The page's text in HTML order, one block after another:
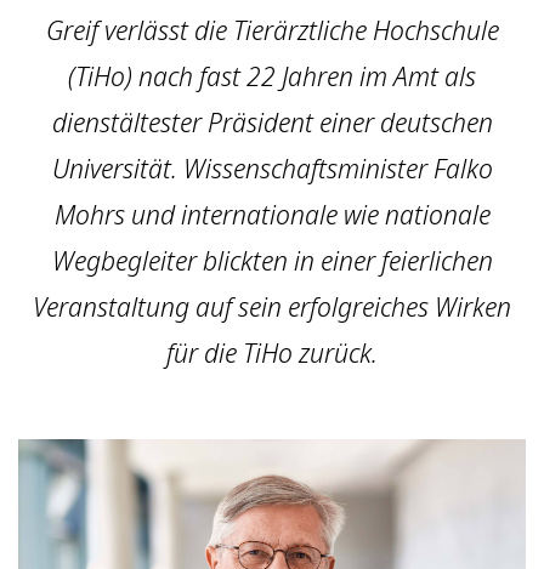
Greif verlässt die Tierärztliche Hochschule
(TiHo) nach fast 22 Jahren im Amt als
dienstältester Präsident einer deutschen
Universität. Wissenschaftsminister Falko
Mohrs und internationale wie nationale
Wegbegleiter blickten in einer feierlichen
Veranstaltung auf sein erfolgreiches Wirken
für die TiHo zurück.